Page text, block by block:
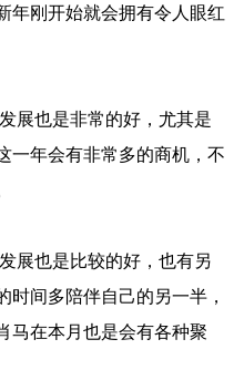
年刚开始就会拥有令人眼红
展也是非常的好，尤其是
一年会有非常多的商机，不
展也是比较的好，也有另
间多陪伴自己的另一半，
马在本月也是会有各种聚